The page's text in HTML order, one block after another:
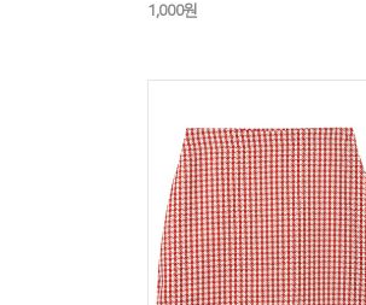
1,000원